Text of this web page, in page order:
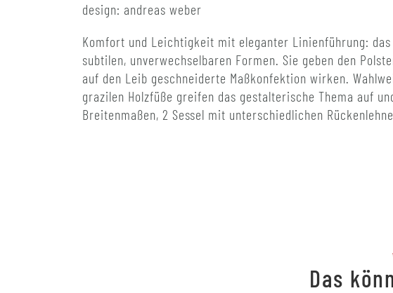
design: andreas weber
Komfort und Leichtigkeit mit eleganter Linienführung: das
subtilen, unverwechselbaren Formen. Sie geben den
auf den Leib geschneiderte Maßkonfektion wirken.
grazilen Holzfüße greifen das gestalterische Thema auf
Breitenmaßen, 2 Sessel mit unterschiedlichen
Das